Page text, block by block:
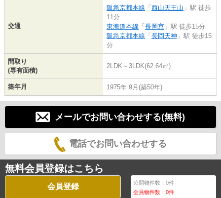
交通
阪急京都本線 「 西山天王山 」駅 徒歩
11分
東海道本線 「 長岡京 」駅 徒歩15分
阪急京都本線 「 長岡天神 」駅 徒歩15
分
間取り
(専有面積)
2LDK～3LDK(62.64㎡)
築年月 1975年 9月(築50年)
メールでお問い合わせする(無料)
電話でお問い合わせする
無料会員登録はこちら
会員登録 公開物件数：0件
会員物件数：0件